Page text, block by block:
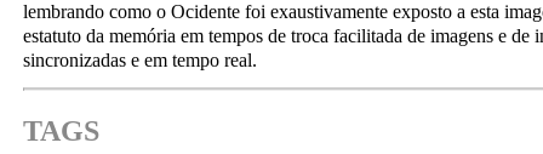
lembrando como o Ocidente foi exaustivamente exposto a esta
estatuto da memória em tempos de troca facilitada de imagens e de
sincronizadas e em tempo real.
TAGS